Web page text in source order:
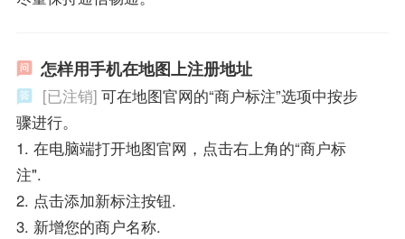
怎样用手机在地图上注册地址
[已注销] 可在地图官网的“商户标注”选项中按步
骤进行。
1. 在电脑端打开地图官网，点击右上角的“商户标
注".
2. 点击添加新标注按钮.
3. 新增您的商户名称.